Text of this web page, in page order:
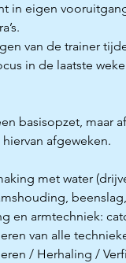
in eigen
van de trainer
in de laatste
basisopzet, maar
afgeweken.
met water
en armtechniek:
van alle
/ Herhaling /